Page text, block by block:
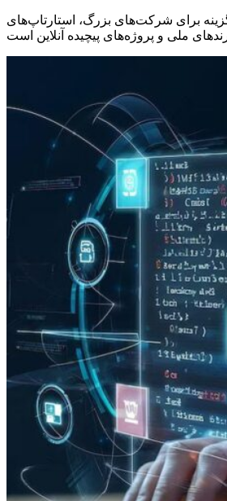
برای شرکت‌های بزرگ، استارتاپ‌های